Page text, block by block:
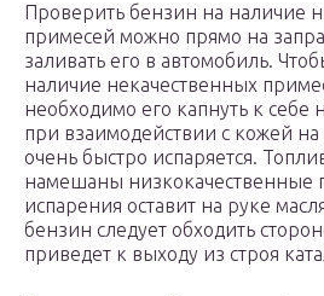
Проверить бензин на наличие
примесей можно прямо на
заливать его в автомобиль.
наличие некачественных
необходимо его капнуть к себе
при взаимодействии с кожей на
очень быстро испаряется.
намешаны низкокачественные
испарения оставит на руке
бензин следует обходить
приведет к выходу из строя